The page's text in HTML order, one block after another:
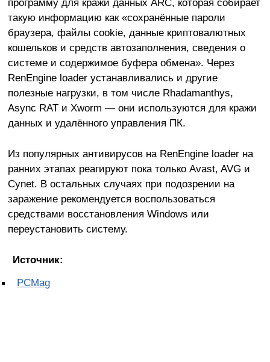
такую информацию как «сохранённые пароли
браузера, файлы cookie, данные криптовалютных
кошельков и средств автозаполнения, сведения о
системе и содержимое буфера обмена». Через
RenEngine loader устанавливались и другие
полезные нагрузки, в том числе Rhadamanthys,
Async RAT и Xworm — они используются для кражи
данных и удалённого управления ПК.
Из популярных антивирусов на RenEngine loader на
ранних этапах реагируют пока только Avast, AVG и
Cynet. В остальных случаях при подозрении на
заражение рекомендуется воспользоваться
средствами восстановления Windows или
переустановить систему.
Источник:
PCMag